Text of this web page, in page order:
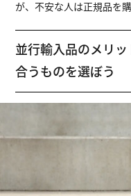
が、不安な人は正規品を
並行輸入品のメリ
合うものを選ぼう